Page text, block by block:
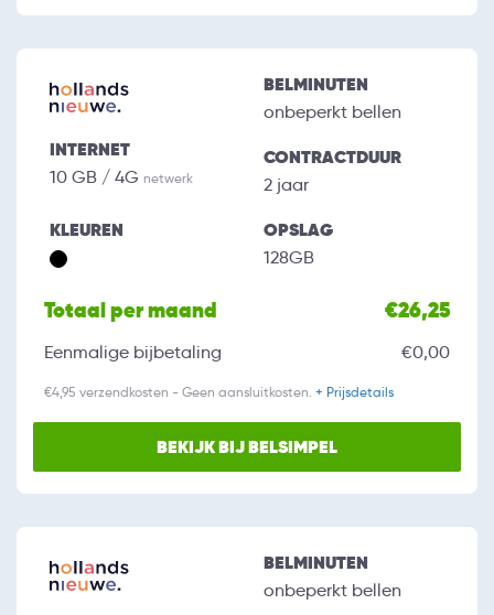
INTERNET
10 GB / 4G netwerk
BELMINUTEN
onbeperkt bellen
CONTRACTDUUR
2 jaar
KLEUREN OPSLAG
128GB
Totaal per maand €26,25
Eenmalige bijbetaling €0,00
€4,95 verzendkosten - Geen aansluitkosten. + Prijsdetails
BEKIJK BIJ BELSIMPEL
BELMINUTEN
onbeperkt bellen